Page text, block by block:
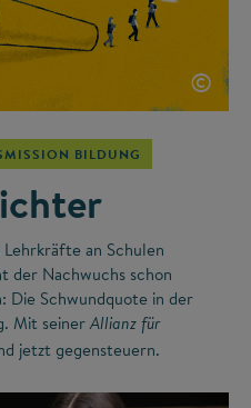
©
BILDUNG
an Schulen
der Nachwuchs schon
Die Schwundquote in der
Mit seiner Allianz für
jetzt gegensteuern.